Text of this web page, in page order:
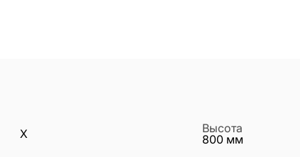
X
Высота
800 мм